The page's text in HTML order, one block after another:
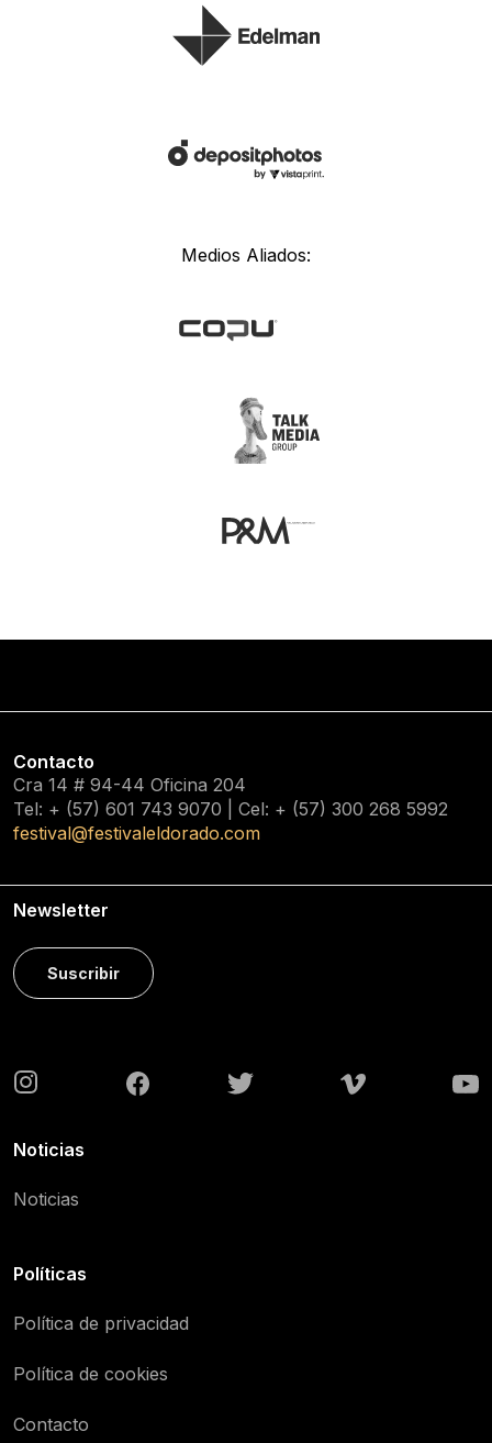
Medios Aliados:
Contacto
Cra 14 # 94-44 Oficina 204
Tel: + (57) 601 743 9070 | Cel: + (57) 300 268 5992
festival@festivaleldorado.com
Newsletter
Suscribir
Noticias
Noticias
Políticas
Política de privacidad
Política de cookies
Contacto